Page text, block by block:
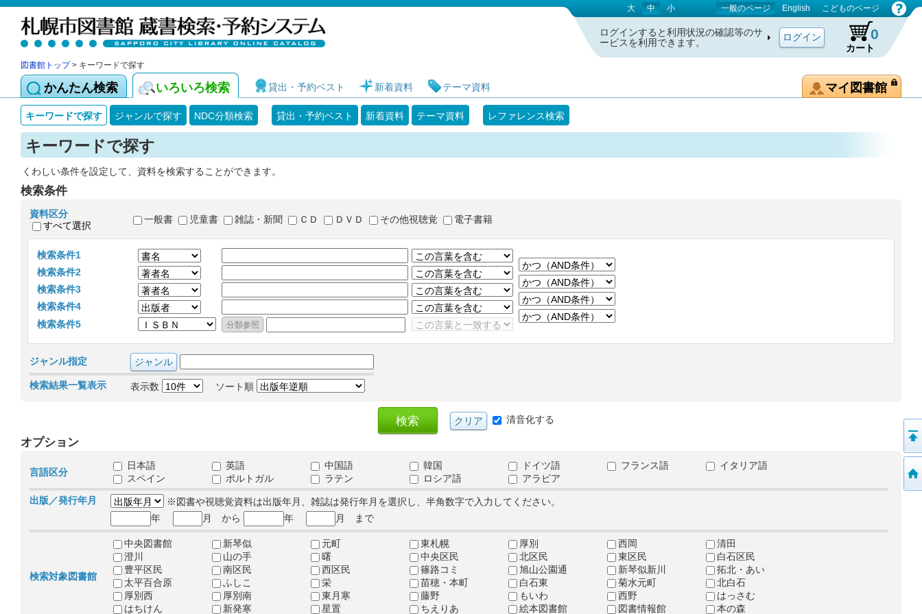
札幌市図書館 蔵書検索・予約システム 大 中 小 一般のページ English こどものページ
ログインすると利用状況の確認等のサ
ービスを利用できます。
カート
0
図書館トップ> キーワードで探す
かんたん検索 いろいろ検索 貸出・予約ベスト 新着資料 テーマ資料 マイ図書館
キーワードで探す ジャンルで探す NDC分類検索 貸出・予約ベスト 新着資料 テーマ資料 レファレンス検索
キーワードで探す
くわしい条件を設定して、資料を検索することができます。
検索条件
資料区分
すべて選択
一般書 児童書 雑誌・新聞 ＣＤ ＤＶＤ その他視聴覚 電子書籍
検索条件1
検索条件2
検索条件3
検索条件4
検索条件5
ジャンル指定
検索結果一覧表示 表示数 ソート順
清音化する
オプション
言語区分
日本語 英語 中国語 韓国 ドイツ語 フランス語
イタリア語
スペイン
ポルトガル ラテン ロシア語
アラビア
出版／発行年月
※図書や視聴覚資料は出版年月、雑誌は発行年月を選択し、半角数字で入力してください。
年
月 から 年 月 まで
検索対象図書館
中央図書館 新琴似 元町 東札幌 厚別 西岡
清田
澄川
山の手 曙 中央区民 北区民 東区民
白石区民
豊平区民
南区民 西区民 篠路コミ 旭山公園通 新琴似新川
拓北・あい
太平百合原
ふしこ 栄 苗穂・本町 白石東 菊水元町
北白石
厚別西
厚別南 東月寒 藤野 もいわ 西野
はっさむ
はちけん
新発寒 星置 ちえりあ 絵本図書館 図書情報館 本の森